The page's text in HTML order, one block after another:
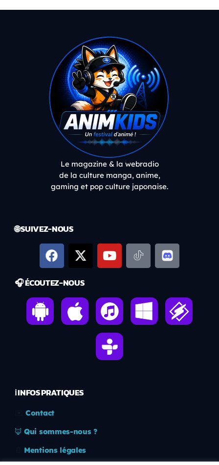
Le magazine & la webradio
de la culture manga, anime,
gaming et pop culture japonaise.
🌐 SUIVEZ-NOUS
🎧 ÉCOUTEZ-NOUS
ℹ️ INFOS PRATIQUES
Contact
🦊 Qui sommes-nous ?
Mentions légales